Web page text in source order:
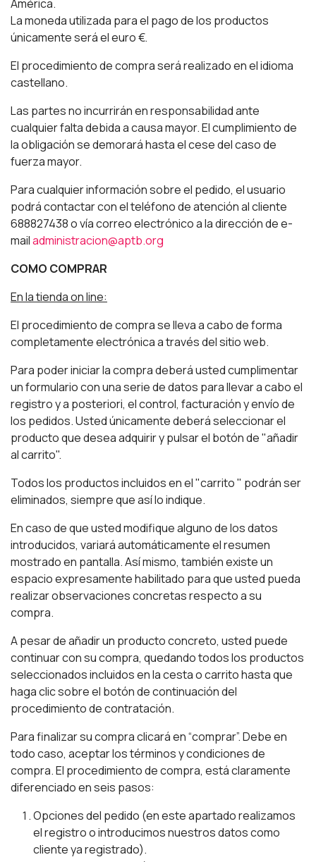
América.
La moneda utilizada para el pago de los productos
únicamente será el euro €.
El procedimiento de compra será realizado en el idioma
castellano.
Las partes no incurrirán en responsabilidad ante
cualquier falta debida a causa mayor. El cumplimiento de
la obligación se demorará hasta el cese del caso de
fuerza mayor.
Para cualquier información sobre el pedido, el usuario
podrá contactar con el teléfono de atención al cliente
688827438 o vía correo electrónico a la dirección de e-
mailadministracion@aptb.org
COMO COMPRAR
En la tienda on line:
El procedimiento de compra se lleva a cabo de forma
completamente electrónica a través del sitio web.
Para poder iniciar la compra deberá usted cumplimentar
un formulario con una serie de datos para llevar a cabo el
registro y a posteriori, el control, facturación y envío de
los pedidos. Usted únicamente deberá seleccionar el
producto que desea adquirir y pulsar el botón de "añadir
al carrito".
Todos los productos incluidos en el "carrito " podrán ser
eliminados, siempre que así lo indique.
En caso de que usted modifique alguno de los datos
introducidos, variará automáticamente el resumen
mostrado en pantalla. Así mismo, también existe un
espacio expresamente habilitado para que usted pueda
realizar observaciones concretas respecto a su
compra.
A pesar de añadir un producto concreto, usted puede
continuar con su compra, quedando todos los productos
seleccionados incluidos en la cesta o carrito hasta que
haga clic sobre el botón de continuación del
procedimiento de contratación.
Para finalizar su compra clicará en “comprar”. Debe en
todo caso, aceptar los términos y condiciones de
compra. El procedimiento de compra, está claramente
diferenciado en seis pasos:
Opciones del pedido (en este apartado realizamos
el registro o introducimos nuestros datos como
cliente ya registrado).